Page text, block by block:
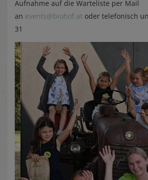
Aufnahme auf die Warteliste per Mail
an events@biohof.at oder telefonisch
31